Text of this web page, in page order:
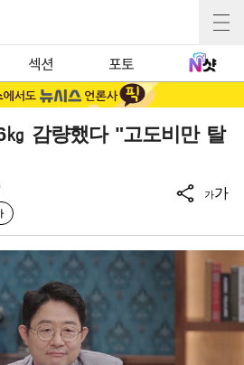
섹션 포토
㎏ 감량했다 "고도비만 탈
가가